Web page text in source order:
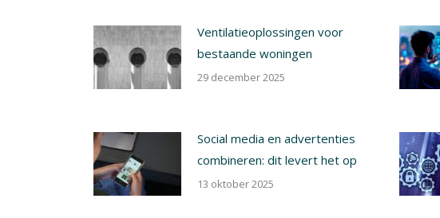
Ventilatieoplossingen voor
bestaande woningen
29 december 2025
Social media en advertenties
combineren: dit levert het op
13 oktober 2025